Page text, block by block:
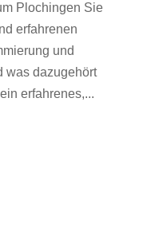
Plochingen Sie
erfahrenen
und
was dazugehört
erfahrenes,...